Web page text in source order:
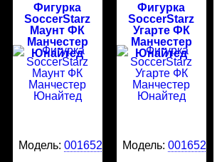
Фигурка
SoccerStarz
Маунт ФК
Манчестер
Юнайтед
Модель:0016524
Фигурка
SoccerStarz
Угарте ФК
Манчестер
Юнайтед
Модель: 0016523